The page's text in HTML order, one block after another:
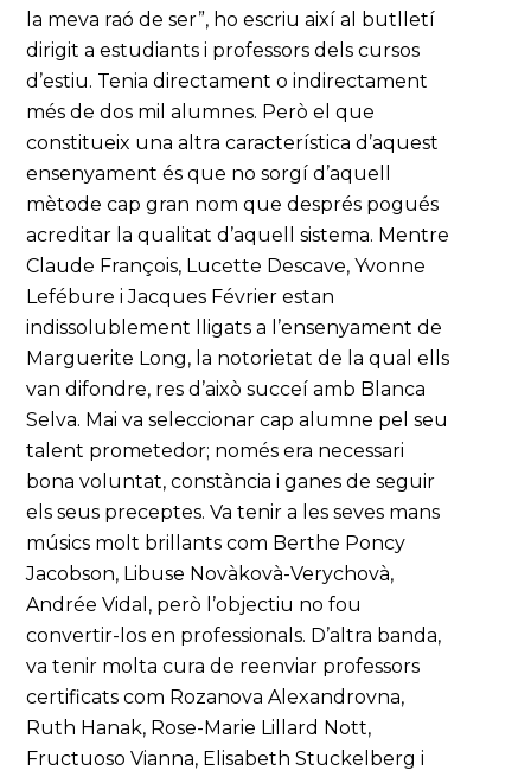
la meva raó de ser”, ho escriu així al butlletí
dirigit a estudiants i professors dels cursos
d’estiu. Tenia directament o indirectament
més de dos mil alumnes. Però el que
constitueix una altra característica d’aquest
ensenyament és que no sorgí d’aquell
mètode cap gran nom que després pogués
acreditar la qualitat d’aquell sistema. Mentre
Claude François, Lucette Descave, Yvonne
Lefébure i Jacques Février estan
indissolublement lligats a l’ensenyament de
Marguerite Long, la notorietat de la qual ells
van difondre, res d’això succeí amb Blanca
Selva. Mai va seleccionar cap alumne pel seu
talent prometedor; només era necessari
bona voluntat, constància i ganes de seguir
els seus preceptes. Va tenir a les seves mans
músics molt brillants com Berthe Poncy
Jacobson, Libuse Novàkovà-Verychovà,
Andrée Vidal, però l’objectiu no fou
convertir-los en professionals. D’altra banda,
va tenir molta cura de reenviar professors
certificats com Rozanova Alexandrovna,
Ruth Hanak, Rose-Marie Lillard Nott,
Fructuoso Vianna, Elisabeth Stuckelberg i